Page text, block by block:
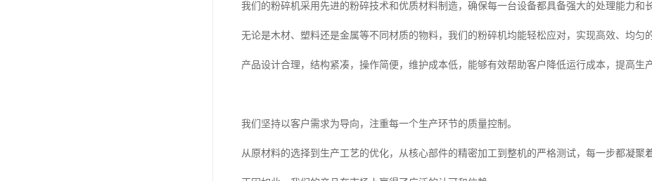
我们的粉碎机采用先进的粉碎技术和优质材料制造，确保每一台设备都具备强大的处理能力和
无论是木材、塑料还是金属等不同材质的物料，我们的粉碎机均能轻松应对，实现高效、均匀
产品设计合理，结构紧凑，操作简便，维护成本低，能够有效帮助客户降低运行成本，提高生
我们坚持以客户需求为导向，注重每一个生产环节的质量控制。
从原材料的选择到生产工艺的优化，从核心部件的精密加工到整机的严格测试，每一步都凝聚